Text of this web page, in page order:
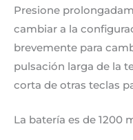
Presione
cambiar a la
brevemente para
pulsación larga de la
corta de otras teclas
La batería es de 1200